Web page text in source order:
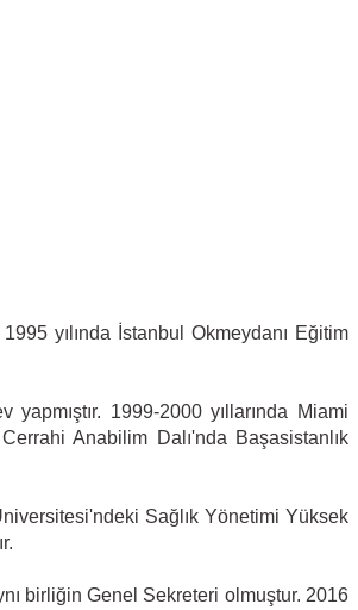
yılında İstanbul Okmeydanı Eğitim
1999-2000 yıllarında Miami
Anabilim Dalı'nda Başasistanlık
Sağlık Yönetimi Yüksek
birliğin Genel Sekreteri olmuştur. 2016